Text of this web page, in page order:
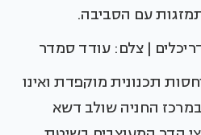
עם הסביבה.
| צלם: עודד סמדר
תכנונית מוקפדת ואינו
החניה שולב דשא